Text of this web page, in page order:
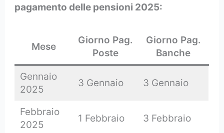
pagamento delle pensioni 2025:
Mese
Giorno Pag.
Poste
Giorno Pag.
Banche
Gennaio
2025
3 Gennaio 3 Gennaio
Febbraio
2025
1 Febbraio 3 Febbraio